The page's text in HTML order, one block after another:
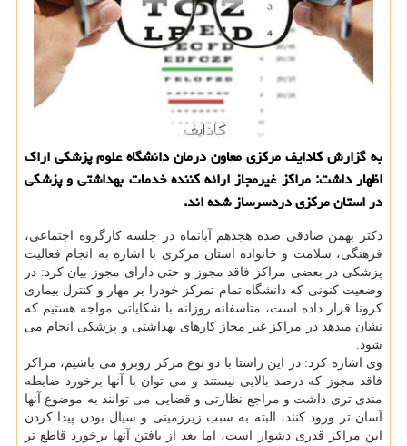
به گزارش كادایف مركزی معاون درمان دانشگاه علوم پزشكی اراك
اظهار داشت: مراكز غیرمجاز ارائه كننده خدمات بهداشتی و پزشكی
در استان مركزی دردسرساز شده اند.
دکتر بهمن صادقی صده هجدهم آبانماه در جلسه کارگروه اجتماعی،
فرهنگی، سلامت و خانواده استان مرکزی با اشاره به انجام فعالیت
پزشکی در بعضی مراکز فاقد مجوز و حتی دارای مجوز بیان کرد: در
وضعیت کنونی که دانشگاه تمام تمرکز خودرا بر مهار و کنترل بیماری
کرونا قرار داده است، متاسفانه روزانه با شکایاتی مواجه هستیم که
نشان میدهد در مراکز غیر مجاز کارهای بهداشتی و پزشکی انجام می
شود.
وی اشاره کرد: در این راستا با دو نوع مرکز روبرو می باشیم، مراکز
فاقد مجوز که درصد بالایی نیستند و می توان با آنها برخورد ضابطه
مندی تری داشت و مراجع نظارتی و قضایی می توانند به موضوع آنها
آسان تر ورود کنند، البته به سبب زیرزمینی و سیال بودن پیدا کردن
این مراکز قدری دشوار است، اما بعد از یافتن آنها برخورد قاطع تر